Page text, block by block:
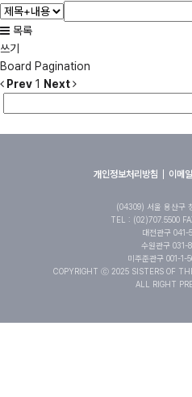
목록
쓰기
Board Pagination
Prev 1
Next
개인정보처리방침 이메
(04309) 서울 용산구
TEL : (02)707.5500
대전관구 041-
수원관구 031-
미주준관구 001-1-
COPYRIGHT ⓒ 2025 SISTERS OF
ALL RIGHT